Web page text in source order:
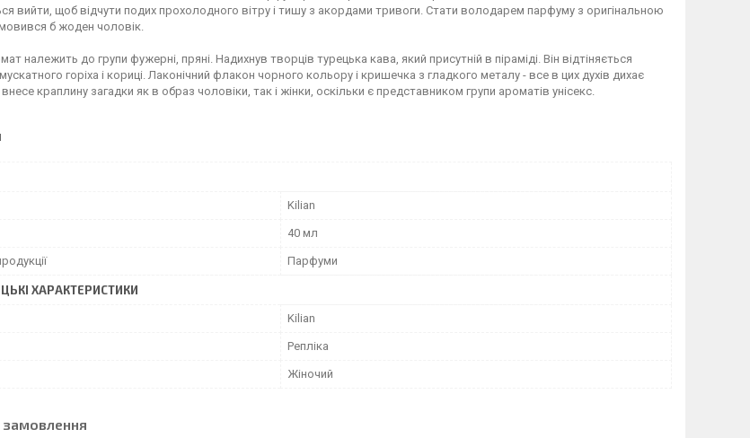
вийти, щоб відчути подих прохолодного вітру і тишу з акордами тривоги. Стати володарем парфуму з оригінальною
б жоден чоловік.
належить до групи фужерні, пряні. Надихнув творців турецька кава, який присутній в піраміді. Він відтіняється
горіха і кориці. Лаконічний флакон чорного кольору і кришечка з гладкого металу - все в цих духів дихає
краплину загадки як в образ чоловіки, так і жінки, оскільки є представником групи ароматів унісекс.
Kilian
40 мл
Парфуми
ХАРАКТЕРИСТИКИ
Kilian
Репліка
Жіночий
замовлення